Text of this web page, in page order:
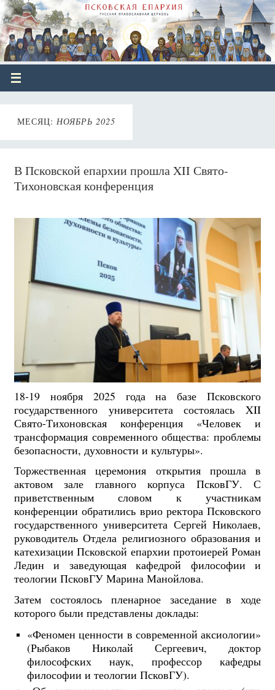
МЕСЯЦ: НОЯБРЬ 2025
В Псковской епархии прошла XII Свято-
Тихоновская конференция
18-19 ноября 2025 года на базе Псковского
государственного университета состоялась XII
Свято-Тихоновская конференция «Человек и
трансформация современного общества: проблемы
безопасности, духовности и культуры».
Торжественная церемония открытия прошла в
актовом зале главного корпуса ПсковГУ. С
приветственным словом к участникам
конференции обратились врио ректора Псковского
государственного университета Сергей Николаев,
руководитель Отдела религиозного образования и
катехизации Псковской епархии протоиерей Роман
Ледин и заведующая кафедрой философии и
теологии ПсковГУ Марина Манойлова.
Затем состоялось пленарное заседание в ходе
которого были представлены доклады:
«Феномен ценности в современной аксиологии»
(Рыбаков Николай Сергеевич, доктор
философских наук, профессор кафедры
философии и теологии ПсковГУ).